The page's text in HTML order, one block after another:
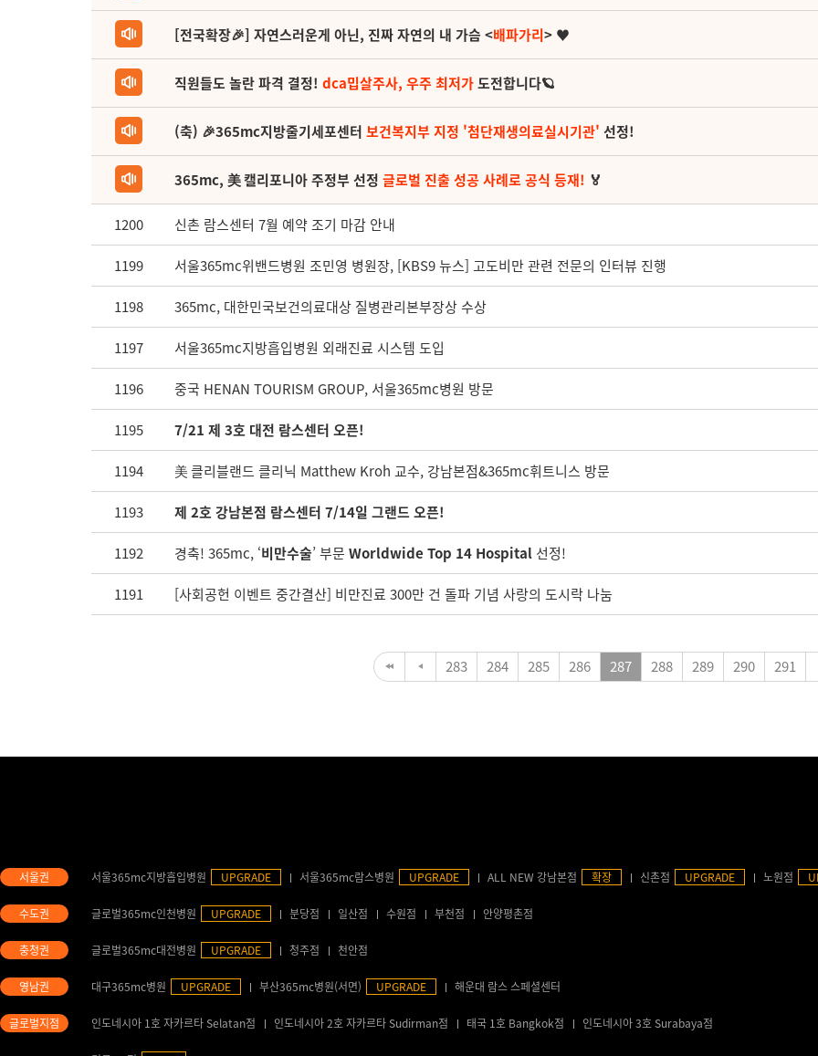
[전국확장🎉] 자연스러운게 아닌, 진짜 자연의 내 가슴 <배파가리> ♥
직원들도 놀란 파격 결정! dca밉살주사, 우주 최저가도전합니다🪐
(축) 🎉365mc지방줄기세포센터 보건복지부 지정 '첨단재생의료실시기관' 선정!
365mc, 美 캘리포니아 주정부 선정 글로벌 진출 성공 사례로 공식 등재! 🏅
1200 신촌 람스센터 7월 예약 조기 마감 안내
1199 서울365mc위밴드병원 조민영 병원장, [KBS9 뉴스] 고도비만 관련 전문의 인터뷰 진행
1198 365mc, 대한민국보건의료대상 질병관리본부장상 수상
1197 서울365mc지방흡입병원 외래진료 시스템 도입
1196 중국 HENAN TOURISM GROUP, 서울365mc병원 방문
1195 7/21 제 3호 대전 람스센터 오픈!
1194 美 클리블랜드 클리닉 Matthew Kroh 교수, 강남본점&365mc휘트니스 방문
1193 제 2호 강남본점 람스센터 7/14일 그랜드 오픈!
1192 경축! 365mc, ‘비만수술’ 부문 Worldwide Top 14 Hospital 선정!
1191 [사회공헌 이벤트 중간결산] 비만진료 300만 건 돌파 기념 사랑의 도시락 나눔
283 284 285 286 287 288 289 290 291
서울365mc지방흡입병원 UPGRADE 서울365mc람스병원 UPGRADE ALL NEW 강남본점 확장 신촌점 UPGRADE 노원점
글로벌365mc인천병원 UPGRADE 분당점 일산점 수원점 부천점 안양평촌점
글로벌365mc대전병원 UPGRADE 청주점 천안점
대구365mc병원 UPGRADE 부산365mc병원(서면) UPGRADE 해운대 람스 스페셜센터
인도네시아 1호 자카르타 Selatan점 인도네시아 2호 자카르타 Sudirman점 태국 1호 Bangkok점 인도네시아 3호 Surabaya점